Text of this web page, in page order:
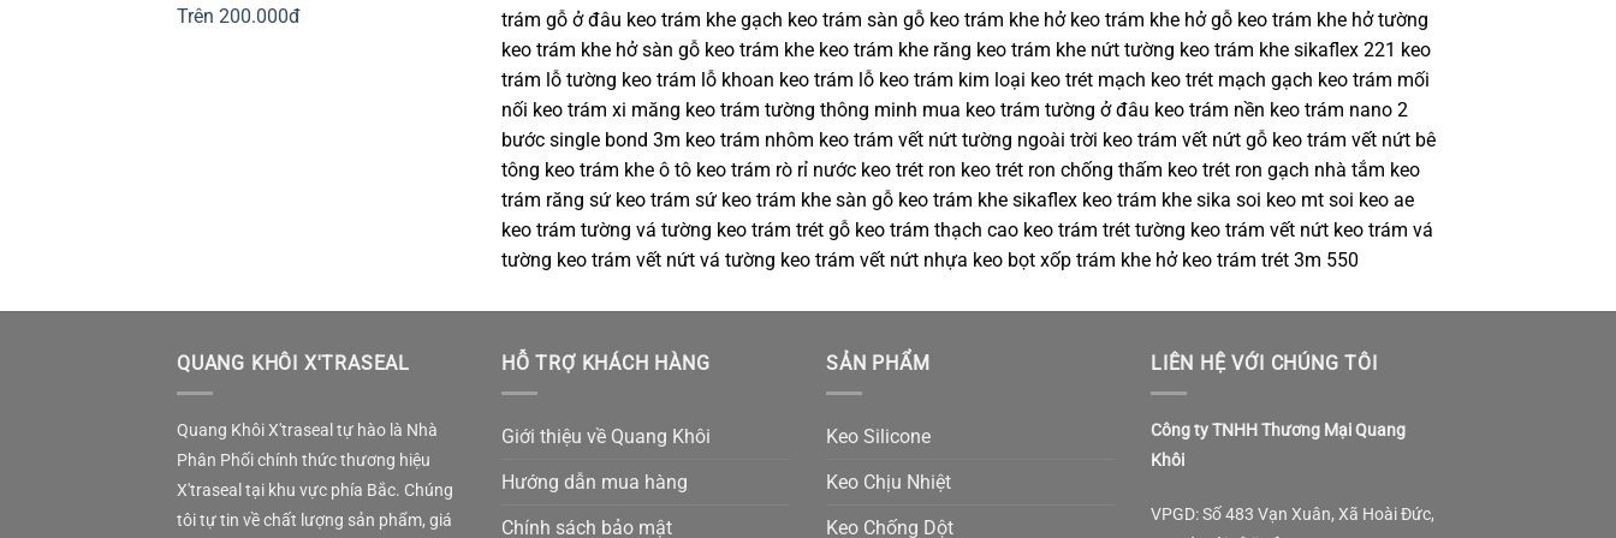
Trên 200.000đ
trám gỗ ở đâu keo trám khe gạch keo trám sàn gỗ keo trám khe hở keo trám khe hở gỗ keo trám khe hở tường
keo trám khe hở sàn gỗ keo trám khe keo trám khe răng keo trám khe nứt tường keo trám khe sikaflex 221 keo
trám lỗ tường keo trám lỗ khoan keo trám lỗ keo trám kim loại keo trét mạch keo trét mạch gạch keo trám mối
nối keo trám xi măng keo trám tường thông minh mua keo trám tường ở đâu keo trám nền keo trám nano 2
bước single bond 3m keo trám nhôm keo trám vết nứt tường ngoài trời keo trám vết nứt gỗ keo trám vết nứt bê
tông keo trám khe ô tô keo trám rò rỉ nước keo trét ron keo trét ron chống thấm keo trét ron gạch nhà tắm keo
trám răng sứ keo trám sứ keo trám khe sàn gỗ keo trám khe sikaflex keo trám khe sika soi keo mt soi keo ae
keo trám tường vá tường keo trám trét gỗ keo trám thạch cao keo trám trét tường keo trám vết nứt keo trám vá
tường keo trám vết nứt vá tường keo trám vết nứt nhựa keo bọt xốp trám khe hở keo trám trét 3m 550
QUANG KHÔI X'TRASEAL
Quang Khôi X'traseal tự hào là Nhà
Phân Phối chính thức thương hiệu
X'traseal tại khu vực phía Bắc. Chúng
tôi tự tin về chất lượng sản phẩm, giá
HỖ TRỢ KHÁCH HÀNG
Giới thiệu về Quang Khôi
Hướng dẫn mua hàng
Chính sách bảo mật
SẢN PHẨM
Keo Silicone
Keo Chịu Nhiệt
Keo Chống Dột
LIÊN HỆ VỚI CHÚNG TÔI
Công ty TNHH Thương Mại Quang
Khôi
VPGD: Số 483 Vạn Xuân, Xã Hoài Đức,